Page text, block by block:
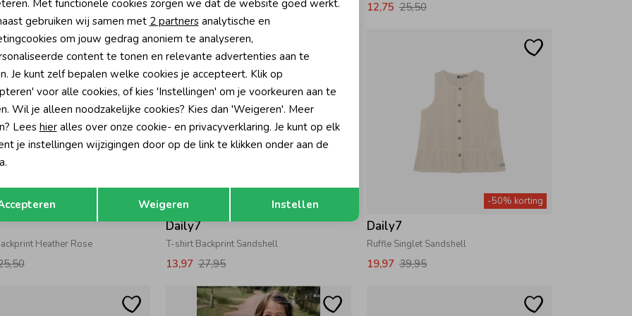
12,75 25,50 12,75 25,50
-50% korting
Heather Rose
-50% korting
Daily7
T-shirt Backprint Sandshell
13,97 27,95
-50% korting
Daily7
Ruffle Singlet Sandshell
19,97 39,95
cookies Marketing cookies
Terug Opslaan
Met functionele cookies zorgen we dat de website goed werkt.
gebruiken wij samen met 2 partnersanalytische en
om jouw gedrag anoniem te analyseren,
content te tonen en relevante advertenties aan te
Je kunt zelf bepalen welke cookies je accepteert. Klik op
voor alle cookies, of kies 'Instellingen' om je voorkeuren aan te
Wil je alleen noodzakelijke cookies? Kies dan 'Weigeren'. Meer
Lees hieralles over onze cookie- en privacyverklaring. Je kunt op elk
je instellingen wijzigingen door op de link te klikken onder aan de
Weigeren Instellen